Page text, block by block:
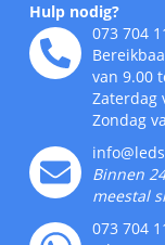
Hulp nodig?
073 704
van 9.00
Zaterdag
Zondag
Binnen
meestal
073 704